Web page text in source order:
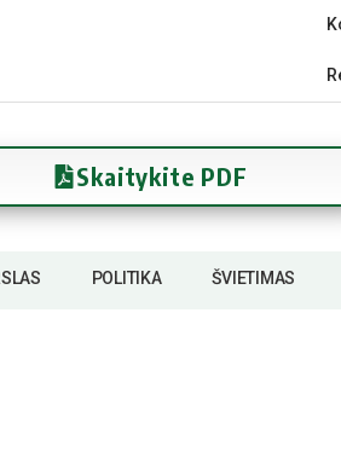
Skaitykite PDF
POLITIKA ŠVIETIMAS